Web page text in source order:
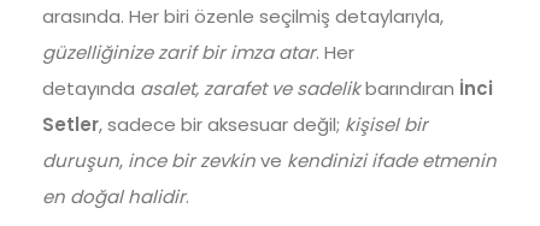
arasında. Her biri özenle seçilmiş detaylarıyla,
güzelliğinize zarif bir imza atar. Her
detayında asalet, zarafet ve sadelikbarındıran İnci
Setler, sadece bir aksesuar değil; kişisel bir
duruşun, ince bir zevkinve kendinizi ifade etmenin
en doğal halidir.